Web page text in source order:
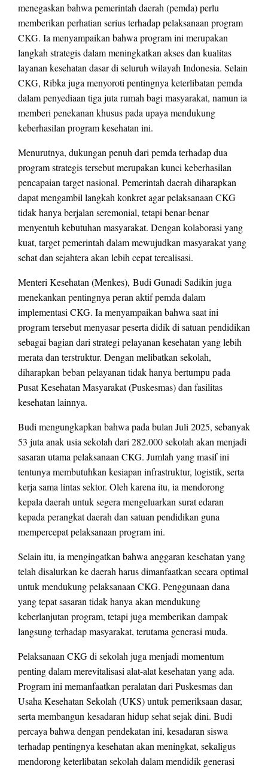
menegaskan bahwa pemerintah daerah (pemda) perlu
memberikan perhatian serius terhadap pelaksanaan program
CKG. Ia menyampaikan bahwa program ini merupakan
langkah strategis dalam meningkatkan akses dan kualitas
layanan kesehatan dasar di seluruh wilayah Indonesia. Selain
CKG, Ribka juga menyoroti pentingnya keterlibatan pemda
dalam penyediaan tiga juta rumah bagi masyarakat, namun ia
memberi penekanan khusus pada upaya mendukung
keberhasilan program kesehatan ini.
Menurutnya, dukungan penuh dari pemda terhadap dua
program strategis tersebut merupakan kunci keberhasilan
pencapaian target nasional. Pemerintah daerah diharapkan
dapat mengambil langkah konkret agar pelaksanaan CKG
tidak hanya berjalan seremonial, tetapi benar-benar
menyentuh kebutuhan masyarakat. Dengan kolaborasi yang
kuat, target pemerintah dalam mewujudkan masyarakat yang
sehat dan sejahtera akan lebih cepat terealisasi.
Menteri Kesehatan (Menkes), Budi Gunadi Sadikin juga
menekankan pentingnya peran aktif pemda dalam
implementasi CKG. Ia menyampaikan bahwa saat ini
program tersebut menyasar peserta didik di satuan pendidikan
sebagai bagian dari strategi pelayanan kesehatan yang lebih
merata dan terstruktur. Dengan melibatkan sekolah,
diharapkan beban pelayanan tidak hanya bertumpu pada
Pusat Kesehatan Masyarakat (Puskesmas) dan fasilitas
kesehatan lainnya.
Budi mengungkapkan bahwa pada bulan Juli 2025, sebanyak
53 juta anak usia sekolah dari 282.000 sekolah akan menjadi
sasaran utama pelaksanaan CKG. Jumlah yang masif ini
tentunya membutuhkan kesiapan infrastruktur, logistik, serta
kerja sama lintas sektor. Oleh karena itu, ia mendorong
kepala daerah untuk segera mengeluarkan surat edaran
kepada perangkat daerah dan satuan pendidikan guna
mempercepat pelaksanaan program ini.
Selain itu, ia mengingatkan bahwa anggaran kesehatan yang
telah disalurkan ke daerah harus dimanfaatkan secara optimal
untuk mendukung pelaksanaan CKG. Penggunaan dana
yang tepat sasaran tidak hanya akan mendukung
keberlanjutan program, tetapi juga memberikan dampak
langsung terhadap masyarakat, terutama generasi muda.
Pelaksanaan CKG di sekolah juga menjadi momentum
penting dalam merevitalisasi alat-alat kesehatan yang ada.
Program ini memanfaatkan peralatan dari Puskesmas dan
Usaha Kesehatan Sekolah (UKS) untuk pemeriksaan dasar,
serta membangun kesadaran hidup sehat sejak dini. Budi
percaya bahwa dengan pendekatan ini, kesadaran siswa
terhadap pentingnya kesehatan akan meningkat, sekaligus
mendorong keterlibatan sekolah dalam mendidik generasi